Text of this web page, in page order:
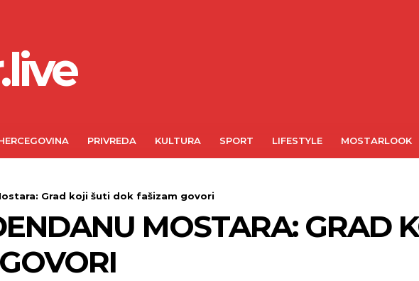
PRIVREDA KULTURA SPORT LIFESTYLE MOSTARLOOK
Grad koji šuti dok fašizam govori
MOSTARA: GRAD